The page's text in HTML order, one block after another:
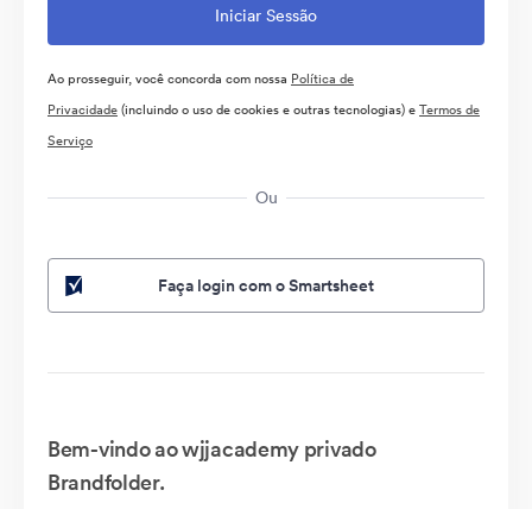
Ao prosseguir, você concorda com nossa Política de
Privacidade(incluindo o uso de cookies e outras tecnologias) eTermos de
Serviço
Ou
Faça login com o Smartsheet
Bem-vindo ao wjjacademy privado
Brandfolder.